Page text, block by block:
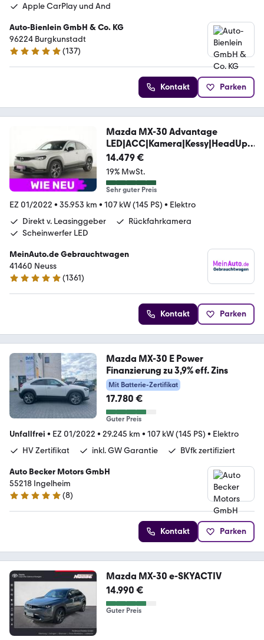
Apple CarPlay und And
Auto-Bienlein GmbH & Co. KG
96224 Burgkunstadt
4.9 Sterne
(137)
Kontakt Parken
Mazda MX-30 Advantage
LED|ACC|Kamera|Kessy|HeadUp|
PDC
14.479 €
19% MwSt.
Sehr guter Preis
EZ 01/2022 • 35.953 km • 107 kW (145 PS) • Elektro
Direkt v. Leasinggeber
Rückfahrkamera
Scheinwerfer LED
MeinAuto.de Gebrauchtwagen
41460 Neuss
4.8 Sterne
(1361)
Kontakt Parken
Mazda MX-30 E Power
Finanzierung zu 3,9% eff. Zins
Mit Batterie-Zertifikat
17.780 €
Guter Preis
Unfallfrei • EZ 01/2022 • 29.245 km • 107 kW (145 PS) • Elektro
HV Zertifikat
inkl. GW Garantie BVfk zertifiziert
Auto Becker Motors GmbH
55218 Ingelheim
4.9 Sterne
(8)
Kontakt Parken
Mazda MX-30 e-SKYACTIV
14.990 €
Guter Preis